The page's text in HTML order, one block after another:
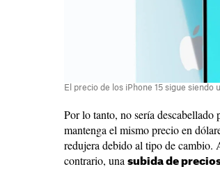
El precio de los iPhone 15 sigue siendo
Por lo tanto, no sería descabellado
mantenga el mismo precio en
redujera debido al tipo de cambio.
contrario, una subida de